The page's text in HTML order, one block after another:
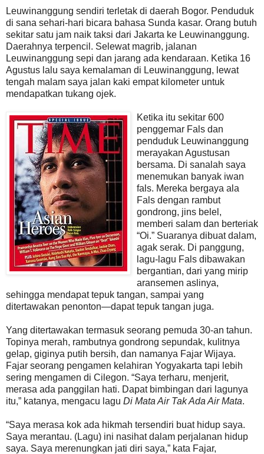
Leuwinanggung sendiri terletak di daerah Bogor. Penduduk
di sana sehari-hari bicara bahasa Sunda kasar. Orang butuh
sekitar satu jam naik taksi dari Jakarta ke Leuwinanggung.
Daerahnya terpencil. Selewat magrib, jalanan
Leuwinanggung sepi dan jarang ada kendaraan. Ketika 16
Agustus lalu saya kemalaman di Leuwinanggung, lewat
tengah malam saya jalan kaki empat kilometer untuk
mendapatkan tukang ojek.
Ketika itu sekitar 600
penggemar Fals dan
penduduk Leuwinanggung
merayakan Agustusan
bersama. Di sanalah saya
menemukan banyak iwan
fals. Mereka bergaya ala
Fals dengan rambut
gondrong, jins belel,
memberi salam dan berteriak
“Oi.” Suaranya dibuat dalam,
agak serak. Di panggung,
lagu-lagu Fals dibawakan
bergantian, dari yang mirip
aransemen aslinya,
sehingga mendapat tepuk tangan, sampai yang
ditertawakan penonton—dapat tepuk tangan juga.
Yang ditertawakan termasuk seorang pemuda 30-an tahun.
Topinya merah, rambutnya gondrong sepundak, kulitnya
gelap, giginya putih bersih, dan namanya Fajar Wijaya.
Fajar seorang pengamen kelahiran Yogyakarta tapi lebih
sering mengamen di Cilegon. “Saya terharu, menjerit,
merasa ada panggilan hati. Dapat bimbingan dari lagunya
itu,” katanya, mengacu lagu Di Mata Air Tak Ada Air Mata.
“Saya merasa kok ada hikmah tersendiri buat hidup saya.
Saya merantau. (Lagu) ini nasihat dalam perjalanan hidup
saya. Saya merenungkan jati diri saya,” kata Fajar,